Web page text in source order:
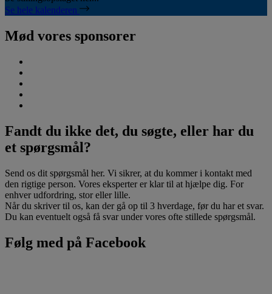
Se hele kalenderen
Mød vores sponsorer
Fandt du ikke det, du søgte, eller har du
et spørgsmål?
Send os dit spørgsmål her. Vi sikrer, at du kommer i kontakt med
den rigtige person. Vores eksperter er klar til at hjælpe dig. For
enhver udfordring, stor eller lille.
Når du skriver til os, kan der gå op til 3 hverdage, før du har et svar.
Du kan eventuelt også få svar under vores ofte stillede spørgsmål.
Følg med på Facebook